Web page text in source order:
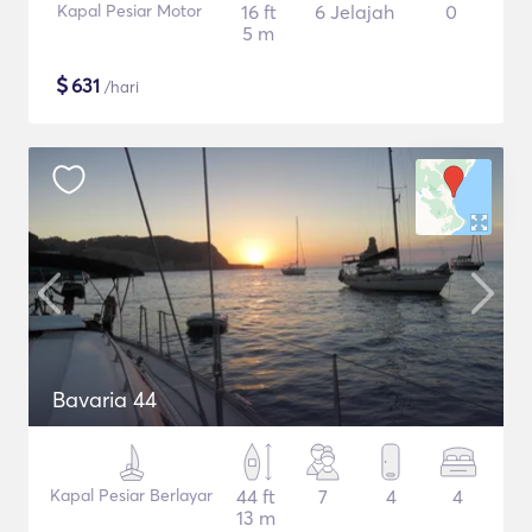
Kapal Pesiar Motor
16 ft
5 m
6 Jelajah 0
$631 /hari
Bavaria 44
Kapal Pesiar Berlayar
44 ft
13 m
7 4 4